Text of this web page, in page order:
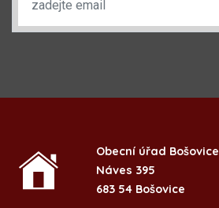
Obecní úřad Bošovice
Náves 395
683 54 Bošovice